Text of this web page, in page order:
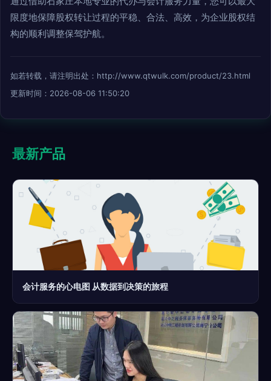
限度地保障股权转让过程的平稳、合法、高效，为企业股权结
构的顺利调整保驾护航。
如若转载，请注明出处：http://www.qtwulk.com/product/23.html
更新时间：2026-08-06 11:50:20
最新产品
会计服务的心电图 从数据到决策的旅程